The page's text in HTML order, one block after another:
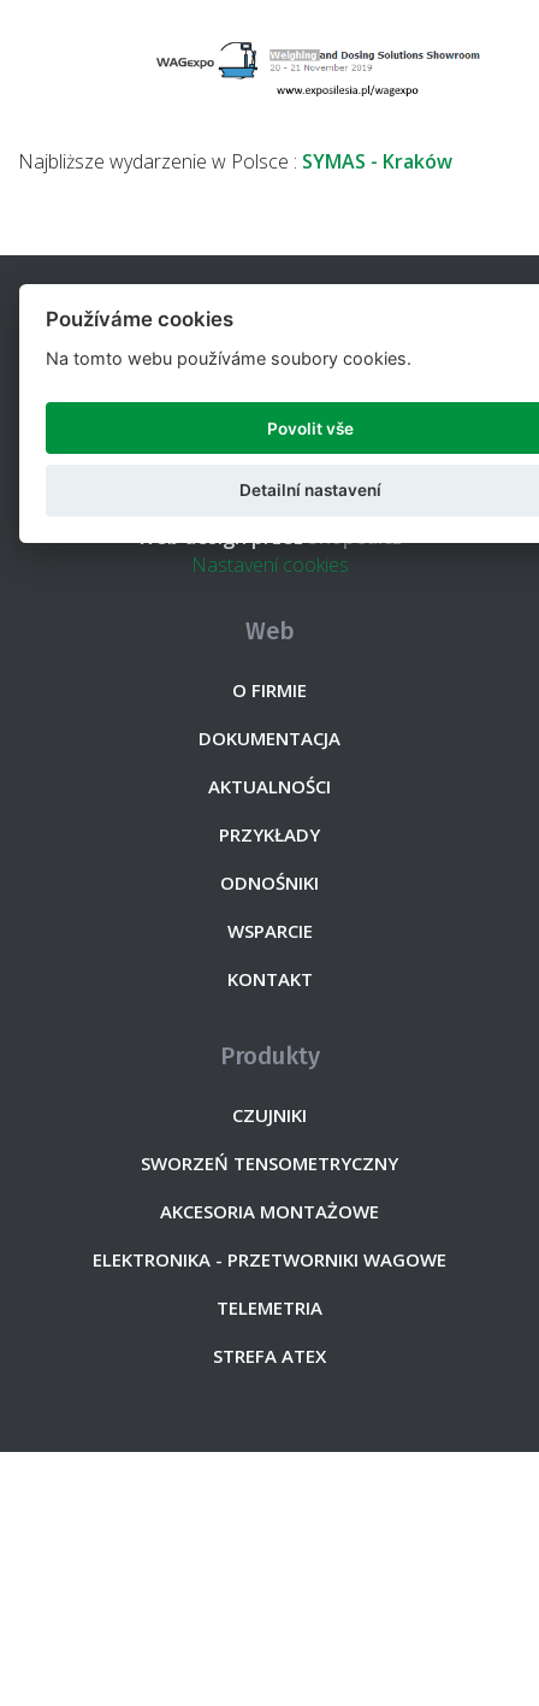
Najbliższe wydarzenie w Polsce : SYMAS - Kraków
ważenia elektronicznego i pomiaru siły dla przemysłu.
Web design przezShopea.cz
Nastavení cookies
Web
O FIRMIE
DOKUMENTACJA
AKTUALNOŚCI
PRZYKŁADY
ODNOŚNIKI
WSPARCIE
KONTAKT
Produkty
CZUJNIKI
SWORZEŃ TENSOMETRYCZNY
AKCESORIA MONTAŻOWE
ELEKTRONIKA - PRZETWORNIKI WAGOWE
TELEMETRIA
STREFA ATEX
Používáme cookies
Na tomto webu používáme soubory cookies.
Povolit vše
Detailní nastavení